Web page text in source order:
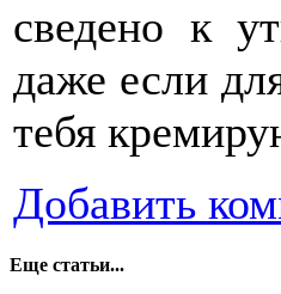
сведено к
даже если
тебя
Добавить
Еще статьи...